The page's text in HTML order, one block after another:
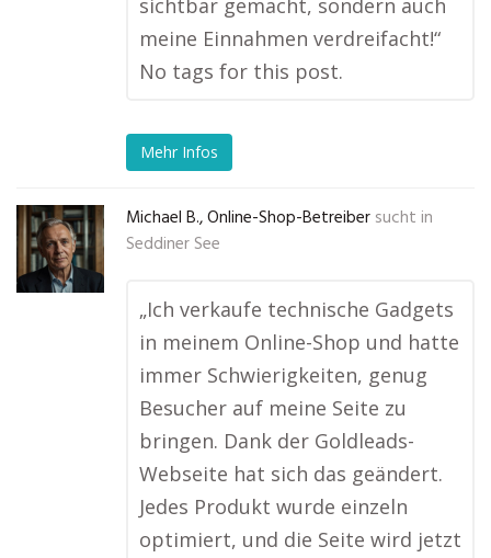
sichtbar gemacht, sondern auch
meine Einnahmen verdreifacht!“
No tags for this post.
Mehr Infos
Michael B., Online-Shop-Betreiber sucht in
Seddiner See
„Ich verkaufe technische Gadgets
in meinem Online-Shop und hatte
immer Schwierigkeiten, genug
Besucher auf meine Seite zu
bringen. Dank der Goldleads-
Webseite hat sich das geändert.
Jedes Produkt wurde einzeln
optimiert, und die Seite wird jetzt